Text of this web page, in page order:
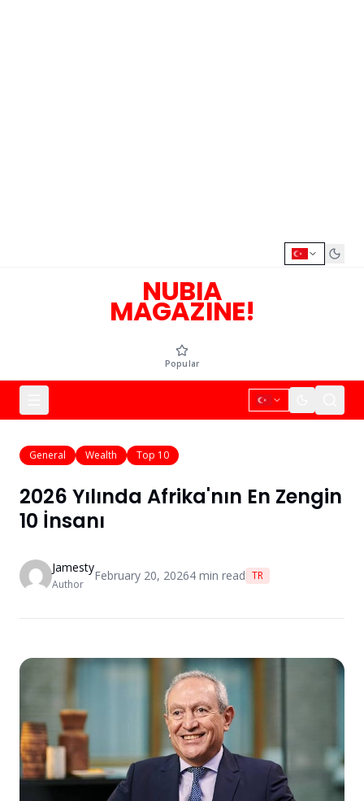
NUBIA
MAGAZINE!
Popular
General Wealth Top 10
2026 Yılında Afrika'nın En Zengin
10 İnsanı
Jamesty
Author
February 20, 20264 min read TR